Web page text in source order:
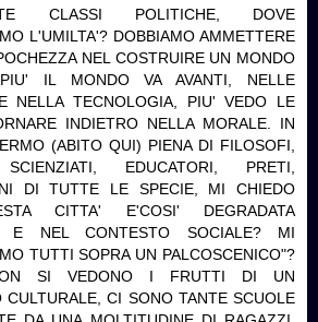
CLASSI POLITICHE, DOVE
L'UMILTA'? DOBBIAMO AMMETTERE
NEL COSTRUIRE UN MONDO
IL MONDO VA AVANTI, NELLE
NELLA TECNOLOGIA, PIU' VEDO LE
INDIETRO NELLA MORALE. IN
(ABITO QUI) PIENA DI FILOSOFI,
EDUCATORI, PRETI,
DI TUTTE LE SPECIE, MI CHIEDO
CITTA' E'COSI' DEGRADATA
E NEL CONTESTO SOCIALE? MI
TUTTI SOPRA UN PALCOSCENICO"?
SI VEDONO I FRUTTI DI UN
CULTURALE, CI SONO TANTE SCUOLE